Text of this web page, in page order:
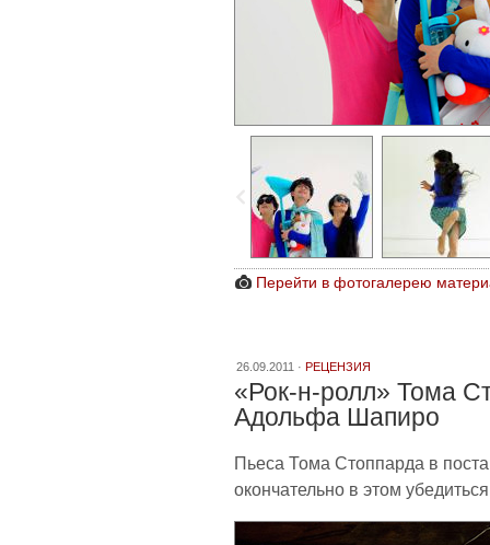
Перейти в фотогалерею
26.09.2011 · РЕЦЕНЗИЯ
«Рок-н-ролл» Тома
Адольфа Шапиро
Пьеса Тома Стоппарда в
окончательно в этом убедиться